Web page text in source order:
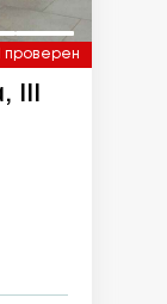
проверен
III